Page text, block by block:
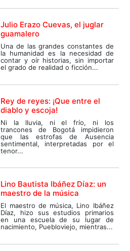
Julio Erazo Cuevas, el juglar
guamalero
Una de las grandes constantes de
la humanidad es la necesidad de
contar y oír historias, sin importar
el grado de realidad o ficción...
Rey de reyes: ¡Que entre el
diablo y escoja!
Ni la lluvia, ni el frío, ni los
trancones de Bogotá impidieron
que las estrofas de Ausencia
sentimental, interpretadas por el
tenor...
Lino Bautista Ibáñez Díaz: un
maestro de la música
El maestro de música, Lino Ibáñez
Díaz, hizo sus estudios primarios
en una escuela de su lugar de
nacimiento, Puebloviejo, mientras...